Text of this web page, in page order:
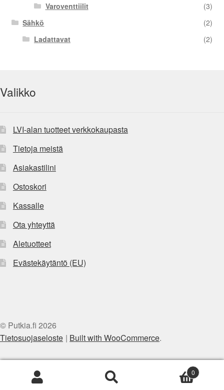
Varoventtiilit
(3)
Sähkö
(2)
Ladattavat
(2)
Valikko
LVI-alan tuotteet verkkokaupasta
Tietoja meistä
Asiakastilini
Ostoskori
Kassalle
Ota yhteyttä
Aletuotteet
Evästekäytäntö (EU)
© Putkia.fi 2026
Tietosuojaseloste
Built with WooCommerce.
0